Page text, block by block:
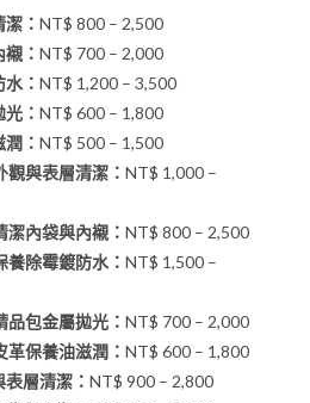
潔：NT$ 800 – 2,500
襯：NT$ 700 – 2,000
水：NT$ 1,200 – 3,500
光：NT$ 600 – 1,800
潤：NT$ 500 – 1,500
觀與表層清潔：NT$ 1,000 –
潔內袋與內襯：NT$ 800 – 2,500
養除霉鍍防水：NT$ 1,500 –
品包金屬拋光：NT$ 700 – 2,000
革保養油滋潤：NT$ 600 – 1,800
表層清潔：NT$ 900 – 2,800